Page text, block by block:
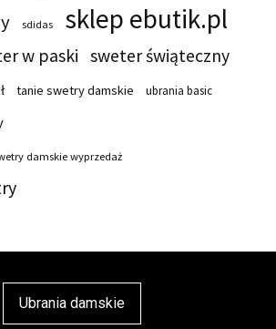
sdidas sklep ebutik.pl
w paski sweter świąteczny
tanie swetry damskie ubrania basic
damskie wyprzedaż
Ubrania damskie